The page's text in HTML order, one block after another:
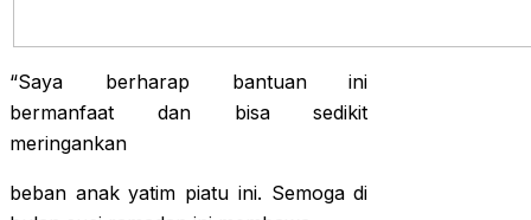
“Saya berharap bantuan ini
bermanfaat dan bisa sedikit
meringankan
beban anak yatim piatu ini. Semoga di